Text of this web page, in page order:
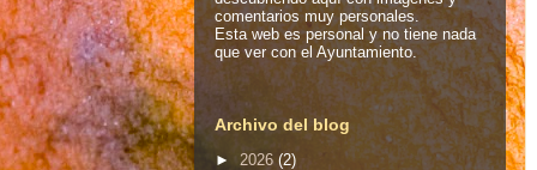
comentarios muy personales.
Esta web es personal y no tiene nada
que ver con el Ayuntamiento.
Archivo del blog
► 2026 (2)